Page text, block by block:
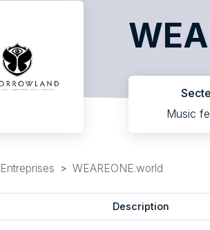
Music
Entreprises WEAREONE.world
Description